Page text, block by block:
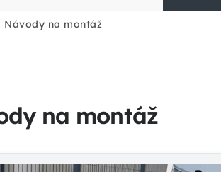
Návody na montáž
na montáž